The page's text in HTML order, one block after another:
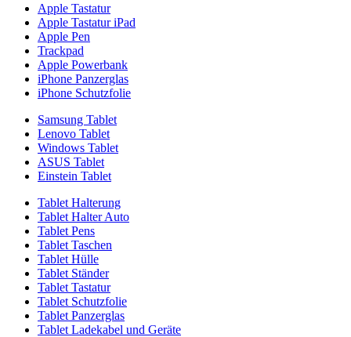
Apple Tastatur
Apple Tastatur iPad
Apple Pen
Trackpad
Apple Powerbank
iPhone Panzerglas
iPhone Schutzfolie
Samsung Tablet
Lenovo Tablet
Windows Tablet
ASUS Tablet
Einstein Tablet
Tablet Halterung
Tablet Halter Auto
Tablet Pens
Tablet Taschen
Tablet Hülle
Tablet Ständer
Tablet Tastatur
Tablet Schutzfolie
Tablet Panzerglas
Tablet Ladekabel und Geräte